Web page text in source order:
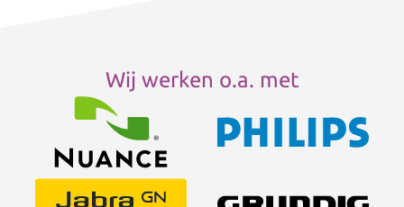
Wij werken o.a. met